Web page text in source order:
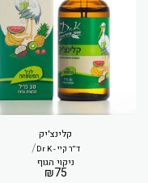
קלינצ'יק
ד''ר קיי - Dr K /
ניקוי הגוף
₪75